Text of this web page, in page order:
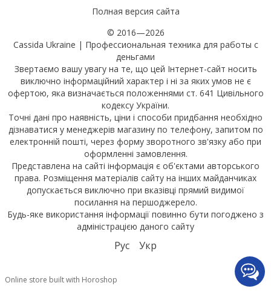
Полная версия сайта
© 2016—2026
Cassida Ukraine | Профессиональная техника для работы с
деньгами
Звертаємо вашу увагу на те, що цей Інтернет-сайт носить
виключно інформаційний характер і ні за яких умов не є
офертою, яка визначається положеннями ст. 641 Цивільного
кодексу України.
Точні дані про наявність, ціни і способи придбання необхідно
дізнаватися у менеджерів магазину по телефону, запитом по
електронній пошті, через форму зворотного зв'язку або при
оформленні замовлення.
Представлена на сайті інформація є об'єктами авторського
права. Розміщення матеріалів сайту на інших майданчиках
допускається виключно при вказівці прямий видимої
посилання на першоджерело.
Будь-яке використання інформації повинно бути погоджено з
адміністрацією даного сайту
Рус Укр
Online store built with Horoshop